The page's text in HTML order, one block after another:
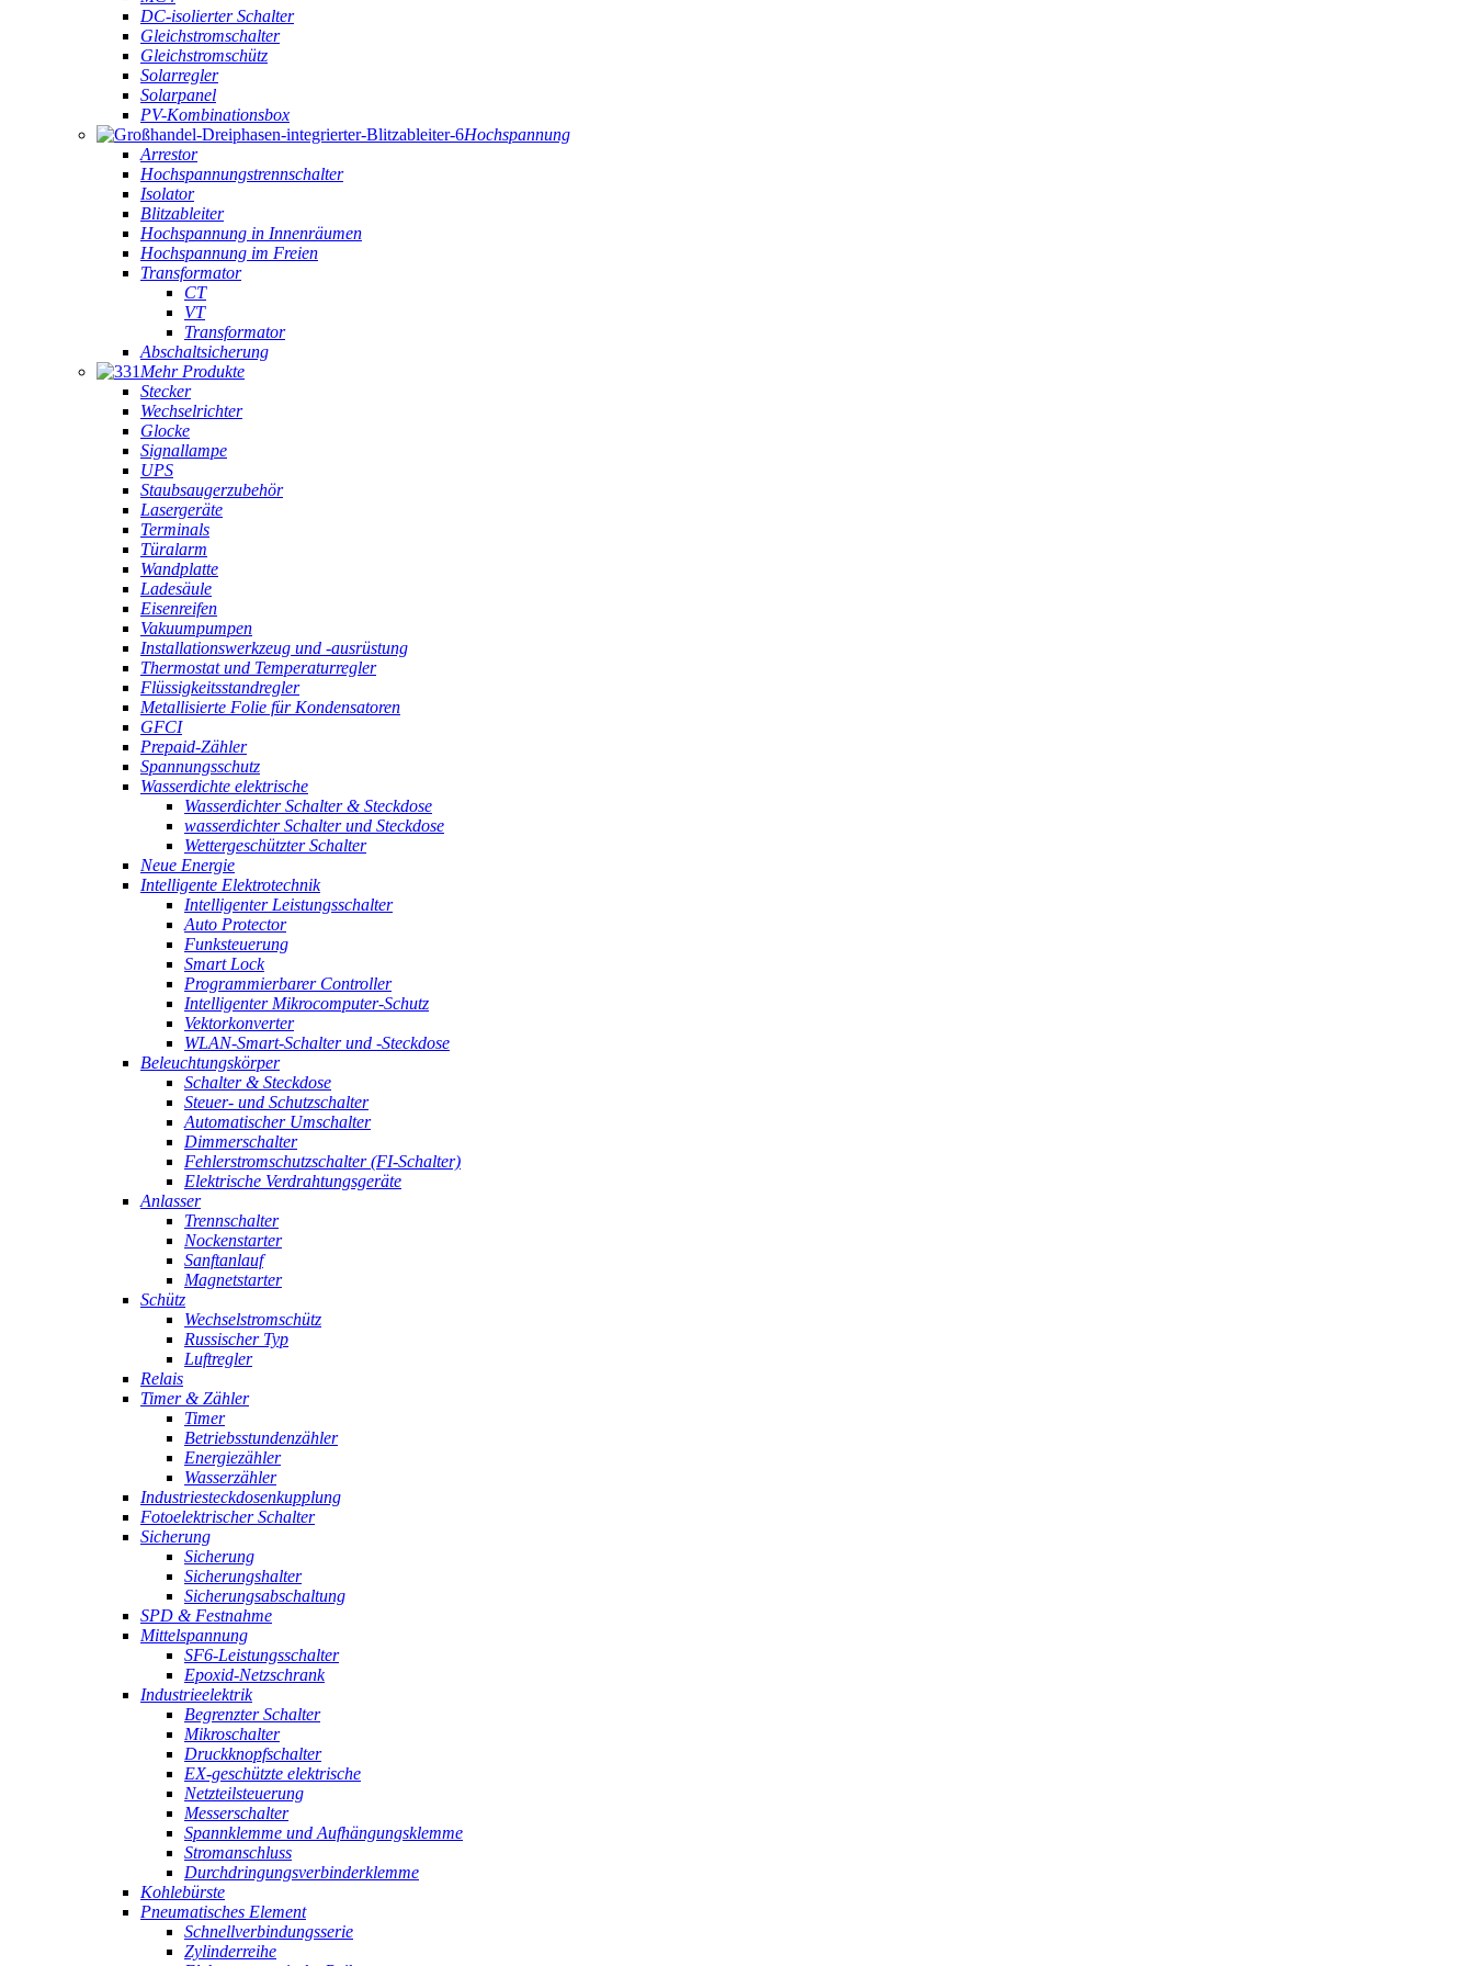
DC-isolierter Schalter
Gleichstromschalter
Gleichstromschütz
Solarregler
Solarpanel
PV-Kombinationsbox
Hochspannung
Arrestor
Hochspannungstrennschalter
Isolator
Blitzableiter
Hochspannung in Innenräumen
Hochspannung im Freien
Transformator
CT
VT
Transformator
Abschaltsicherung
Mehr Produkte
Stecker
Wechselrichter
Glocke
Signallampe
UPS
Staubsaugerzubehör
Lasergeräte
Terminals
Türalarm
Wandplatte
Ladesäule
Eisenreifen
Vakuumpumpen
Installationswerkzeug und -ausrüstung
Thermostat und Temperaturregler
Flüssigkeitsstandregler
Metallisierte Folie für Kondensatoren
GFCI
Prepaid-Zähler
Spannungsschutz
Wasserdichte elektrische
Wasserdichter Schalter & Steckdose
wasserdichter Schalter und Steckdose
Wettergeschützter Schalter
Neue Energie
Intelligente Elektrotechnik
Intelligenter Leistungsschalter
Auto Protector
Funksteuerung
Smart Lock
Programmierbarer Controller
Intelligenter Mikrocomputer-Schutz
Vektorkonverter
WLAN-Smart-Schalter und -Steckdose
Beleuchtungskörper
Schalter & Steckdose
Steuer- und Schutzschalter
Automatischer Umschalter
Dimmerschalter
Fehlerstromschutzschalter (FI-Schalter)
Elektrische Verdrahtungsgeräte
Anlasser
Trennschalter
Nockenstarter
Sanftanlauf
Magnetstarter
Schütz
Wechselstromschütz
Russischer Typ
Luftregler
Relais
Timer & Zähler
Timer
Betriebsstundenzähler
Energiezähler
Wasserzähler
Industriesteckdosenkupplung
Fotoelektrischer Schalter
Sicherung
Sicherung
Sicherungshalter
Sicherungsabschaltung
SPD & Festnahme
Mittelspannung
SF6-Leistungsschalter
Epoxid-Netzschrank
Industrieelektrik
Begrenzter Schalter
Mikroschalter
Druckknopfschalter
EX-geschützte elektrische
Netzteilsteuerung
Messerschalter
Spannklemme und Aufhängungsklemme
Stromanschluss
Durchdringungsverbinderklemme
Kohlebürste
Pneumatisches Element
Schnellverbindungsserie
Zylinderreihe